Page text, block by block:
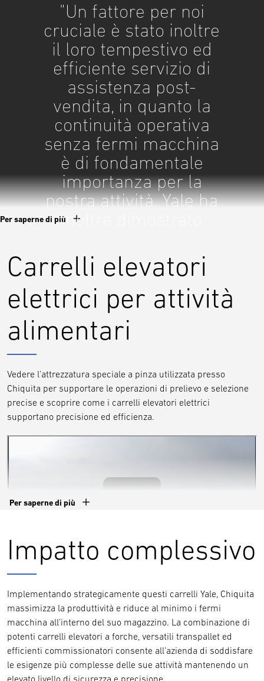
"Un fattore per noi
cruciale è stato inoltre
il loro tempestivo ed
efficiente servizio di
assistenza post-
vendita, in quanto la
continuità operativa
senza fermi macchina
è di fondamentale
importanza per la
nostra attività. Yale ha
inoltre dimostrato
redditività
dell'investimento,
giustificando appieno
la scelta dal punto di
vista finanziario."
del centro di distribuzione
Per saperne di più
Carrelli elevatori
elettrici per attività
alimentari
Vedere l'attrezzatura speciale a pinza utilizzata presso
Chiquita per supportare le operazioni di prelievo e selezione
precise e scoprire come i carrelli elevatori elettrici
supportano precisione ed efficienza.
Per saperne di più
Impatto complessivo
Implementando strategicamente questi carrelli Yale, Chiquita
massimizza la produttività e riduce al minimo i fermi
macchina all'interno del suo magazzino. La combinazione di
potenti carrelli elevatori a forche, versatili transpallet ed
efficienti commissionatori consente all'azienda di soddisfare
le esigenze più complesse delle sue attività mantenendo un
elevato livello di sicurezza e precisione.